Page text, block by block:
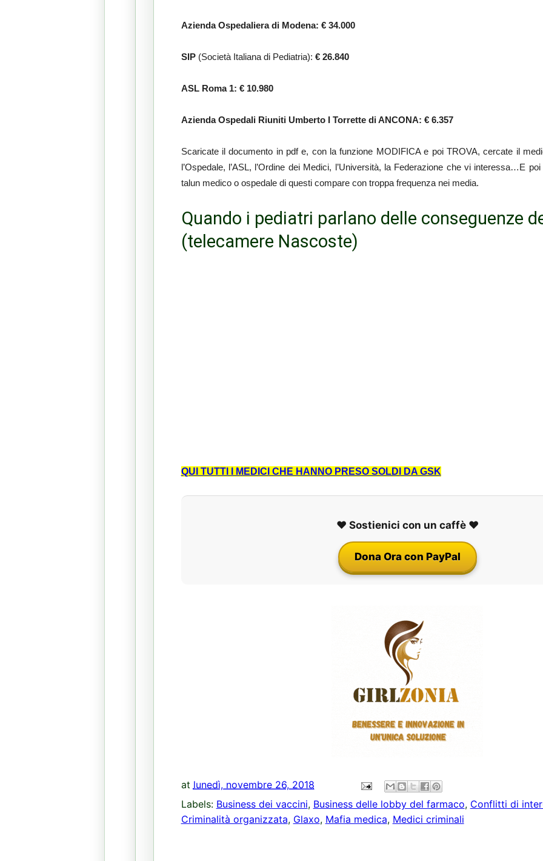
Azienda Ospedaliera di Modena: € 34.000
SIP(Società Italiana di Pediatria): € 26.840
ASL Roma 1: € 10.980
Azienda Ospedali Riuniti Umberto I Torrette di ANCONA: € 6.357
Scaricate il documento in pdf e, con la funzione MODIFICA e poi TROVA, cercate il
l’Ospedale, l’ASL, l’Ordine dei Medici, l’Università, la Federazione che vi interessa…E
talun medico o ospedale di questi compare con troppa frequenza nei media.
Quando i pediatri parlano delle conseguenze
(telecamere Nascoste)
QUI TUTTI I MEDICI CHE HANNO PRESO SOLDI DA GSK
❤️ Sostienici con un caffè ❤️
Dona Ora con PayPal
at lunedì, novembre 26, 2018
Labels: Business dei vaccini, Business delle lobby del farmaco, Conflitti di
Criminalità organizzata, Glaxo, Mafia medica, Medici criminali